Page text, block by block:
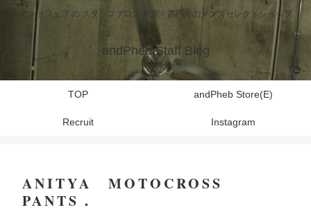
アンドフェブ の スタッフブログ 東京・高円寺のメンズセレクトショップ
andPheb Staff Blog
TOP andPheb Store(E)
Recruit Instagram
ANITYA MOTOCROSS
PANTS．